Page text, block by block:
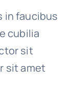
in faucibus
cubilia
sit
sit amet